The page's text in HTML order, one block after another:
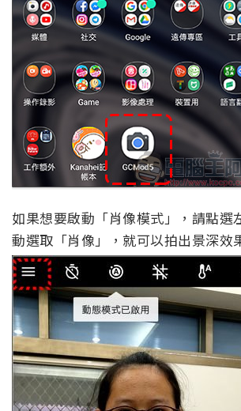
如果想要啟動「肖像模式」，請點選
動選取「肖像」，就可以拍出景深效